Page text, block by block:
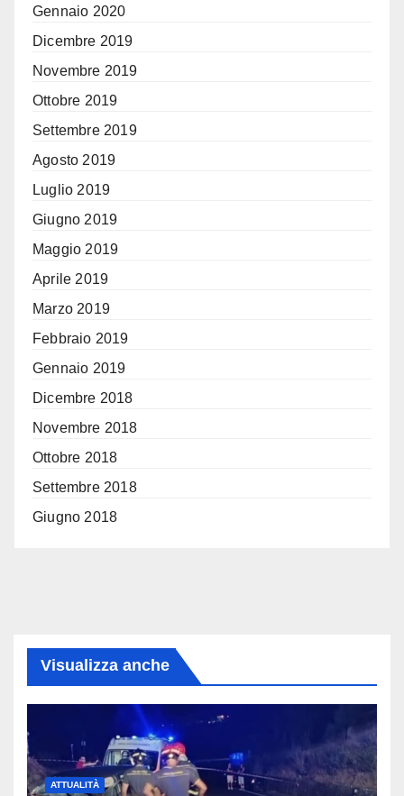
Gennaio 2020
Dicembre 2019
Novembre 2019
Ottobre 2019
Settembre 2019
Agosto 2019
Luglio 2019
Giugno 2019
Maggio 2019
Aprile 2019
Marzo 2019
Febbraio 2019
Gennaio 2019
Dicembre 2018
Novembre 2018
Ottobre 2018
Settembre 2018
Giugno 2018
Visualizza anche
ATTUALITÀ